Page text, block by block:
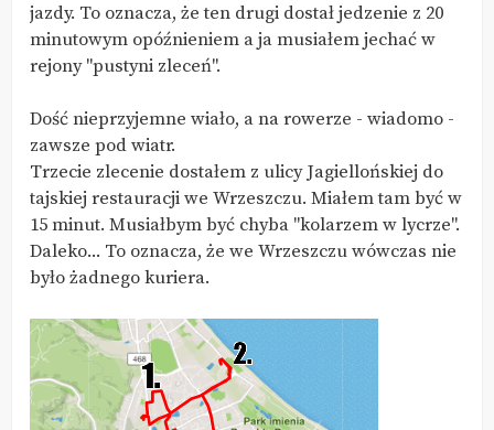
jazdy. To oznacza, że ten drugi dostał jedzenie z 20
minutowym opóźnieniem a ja musiałem jechać w
rejony "pustyni zleceń".
Dość nieprzyjemne wiało, a na rowerze - wiadomo -
zawsze pod wiatr.
Trzecie zlecenie dostałem z ulicy Jagiellońskiej do
tajskiej restauracji we Wrzeszczu. Miałem tam być w
15 minut. Musiałbym być chyba "kolarzem w lycrze".
Daleko... To oznacza, że we Wrzeszczu wówczas nie
było żadnego kuriera.